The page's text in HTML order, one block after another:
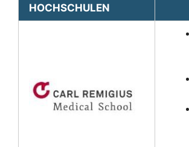
HOCHSCHULEN